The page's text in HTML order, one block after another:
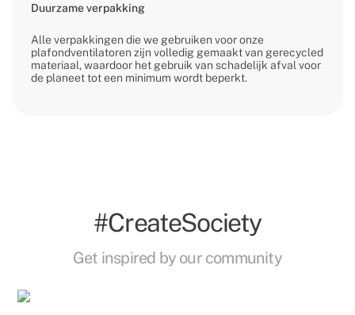
Duurzame verpakking
Alle verpakkingen die we gebruiken voor onze
plafondventilatoren zijn volledig gemaakt van gerecycled
materiaal, waardoor het gebruik van schadelijk afval voor
de planeet tot een minimum wordt beperkt.
#CreateSociety
Get inspired by our community